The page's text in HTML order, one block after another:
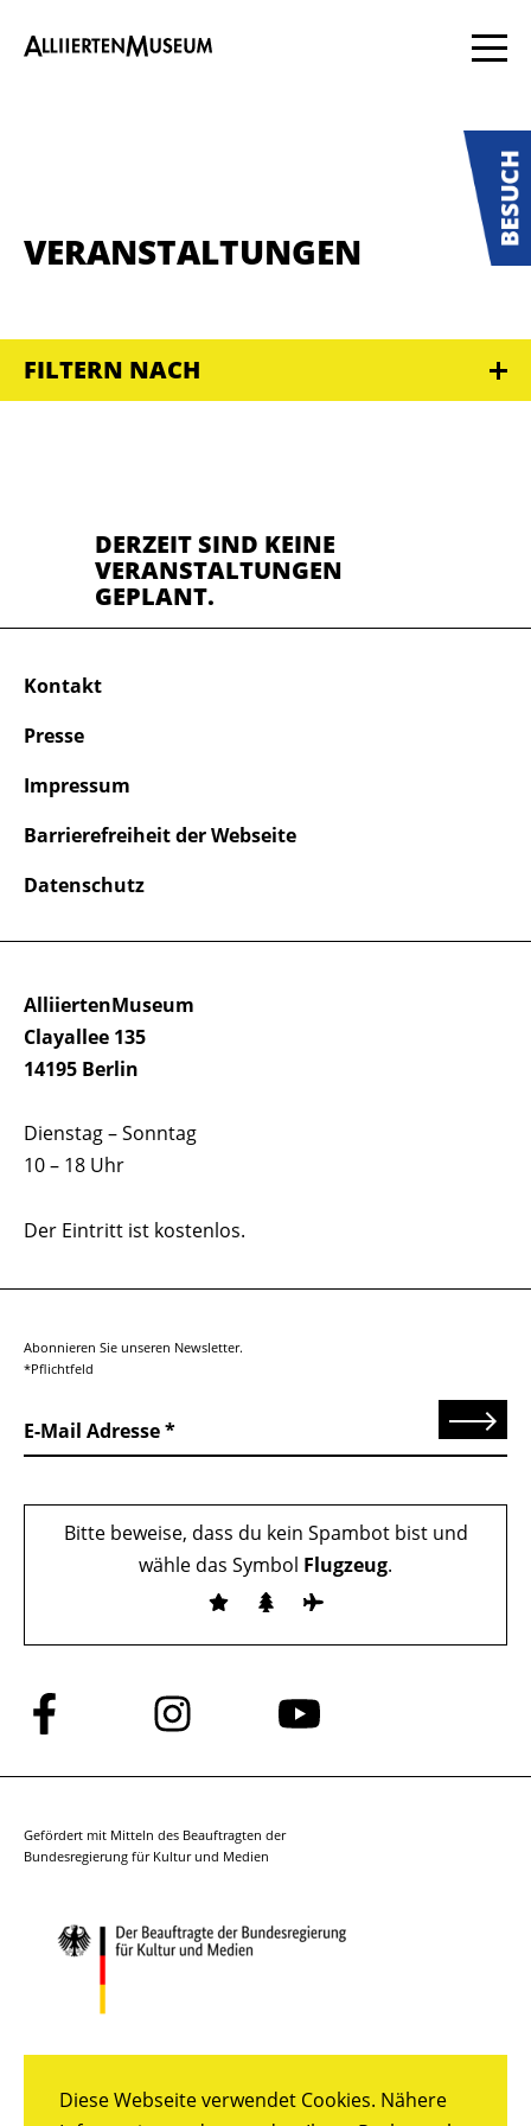
Diese Webseite verwendet Cookies. Nähere
VERANSTALTUNGEN
FILTERN NACH
DERZEIT SIND KEINE
VERANSTALTUNGEN
GEPLANT.
AlliiertenMuseum
Clayallee 135
14195 Berlin
Dienstag – Sonntag
10 – 18 Uhr
Der Eintritt ist kostenlos.
Kontakt
Presse
Impressum
Barrierefreiheit der Webseite
Datenschutz
Abonnieren Sie unseren Newsletter.
*Pflichtfeld
E-Mail Adresse Senden
Bitte beweise, dass du kein Spambot bist und
wähle das Symbol Flugzeug.
Folge
uns
auf
Folge
uns
auf
Folge
auf
Gefördert mit Mitteln des Beauftragten der
Bundesregierung für Kultur und Medien